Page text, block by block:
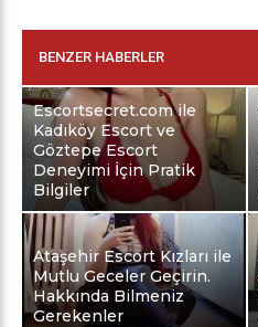
BENZER HABERLER
Escortsecret.com ile
Kadıköy Escort ve
Göztepe Escort
Deneyimi İçin Pratik
Bilgiler
Ataşehir Escort Kızları ile
Mutlu Geceler Geçirin.
Hakkında Bilmeniz
Gerekenler